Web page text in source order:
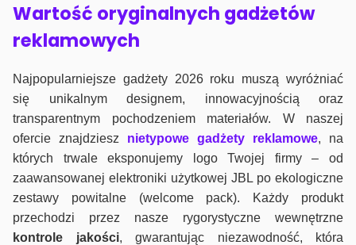
Wartość oryginalnych gadżetów
reklamowych
Najpopularniejsze gadżety 2026 roku muszą wyróżniać
się unikalnym designem, innowacyjnością oraz
transparentnym pochodzeniem materiałów. W naszej
ofercie znajdziesz nietypowe gadżety reklamowe, na
których trwale eksponujemy logo Twojej firmy – od
zaawansowanej elektroniki użytkowej JBL po ekologiczne
zestawy powitalne (welcome pack). Każdy produkt
przechodzi przez nasze rygorystyczne wewnętrzne
kontrole jakości, gwarantując niezawodność, która